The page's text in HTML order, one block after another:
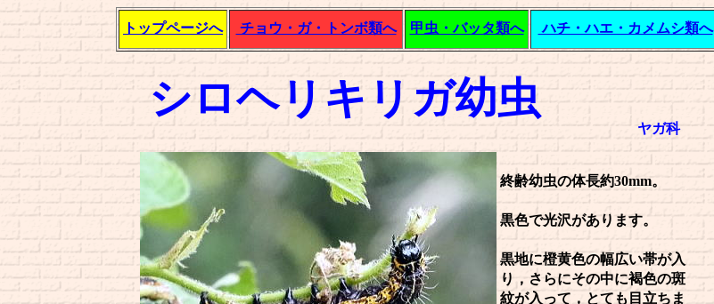
トップページへ チョウ・ガ・トンボ類へ 甲虫・バッタ類へ ハチ・ハエ・カメムシ類へ
シロヘリキリガ幼虫
ヤガ科
終齢幼虫の体長約30mm。
黒色で光沢があります。
黒地に橙黄色の幅広い帯が入
り，さらにその中に褐色の斑
紋が入って，とても目立ちま